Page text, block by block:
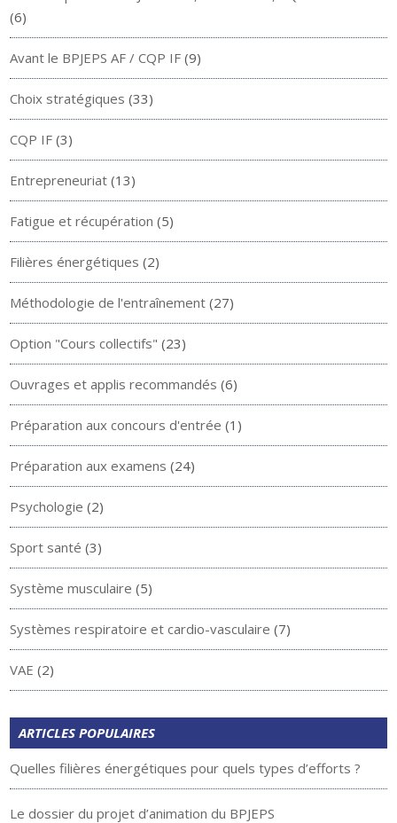
(6)
Avant le BPJEPS AF / CQP IF (9)
Choix stratégiques (33)
CQP IF (3)
Entrepreneuriat (13)
Fatigue et récupération (5)
Filières énergétiques (2)
Méthodologie de l'entraînement (27)
Option "Cours collectifs" (23)
Ouvrages et applis recommandés (6)
Préparation aux concours d'entrée (1)
Préparation aux examens (24)
Psychologie (2)
Sport santé (3)
Système musculaire (5)
Systèmes respiratoire et cardio-vasculaire (7)
VAE (2)
ARTICLES POPULAIRES
Quelles filières énergétiques pour quels types d’efforts ?
Le dossier du projet d’animation du BPJEPS